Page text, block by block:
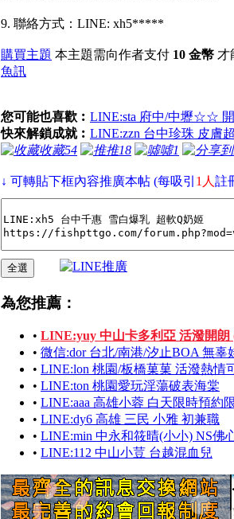
9. 聯絡方式：LINE: xh5*****
購買主題 本主題需向作者支付 10 金幣 才
魚訊
您可能也喜歡︰ LINE:sta 府中/中壢☆☆
快來解鎖成就︰ LINE:zzn 台中珍珠 皮膚
收藏54 推18 噓1
↓ 可轉貼下框內容推廣本帖 (每吸引 1人 註
為您推薦：
• LINE:yuy 中山卡多利亞 活潑開朗
• 微信:dor 台北/南港/汐止BOA 無辜
• LINE:lon 桃園/板橋菓菓 活潑熱情
• LINE:ton 桃園愛玩淫蕩破表海棠
• LINE:aaa 高雄小蓉 白天限時預約
• LINE:dy6 高雄 三民 小雅 初兼職
• LINE:min 中永和筱晴(小小) NS佛
• LINE:112 中山小荳 台越混血兒